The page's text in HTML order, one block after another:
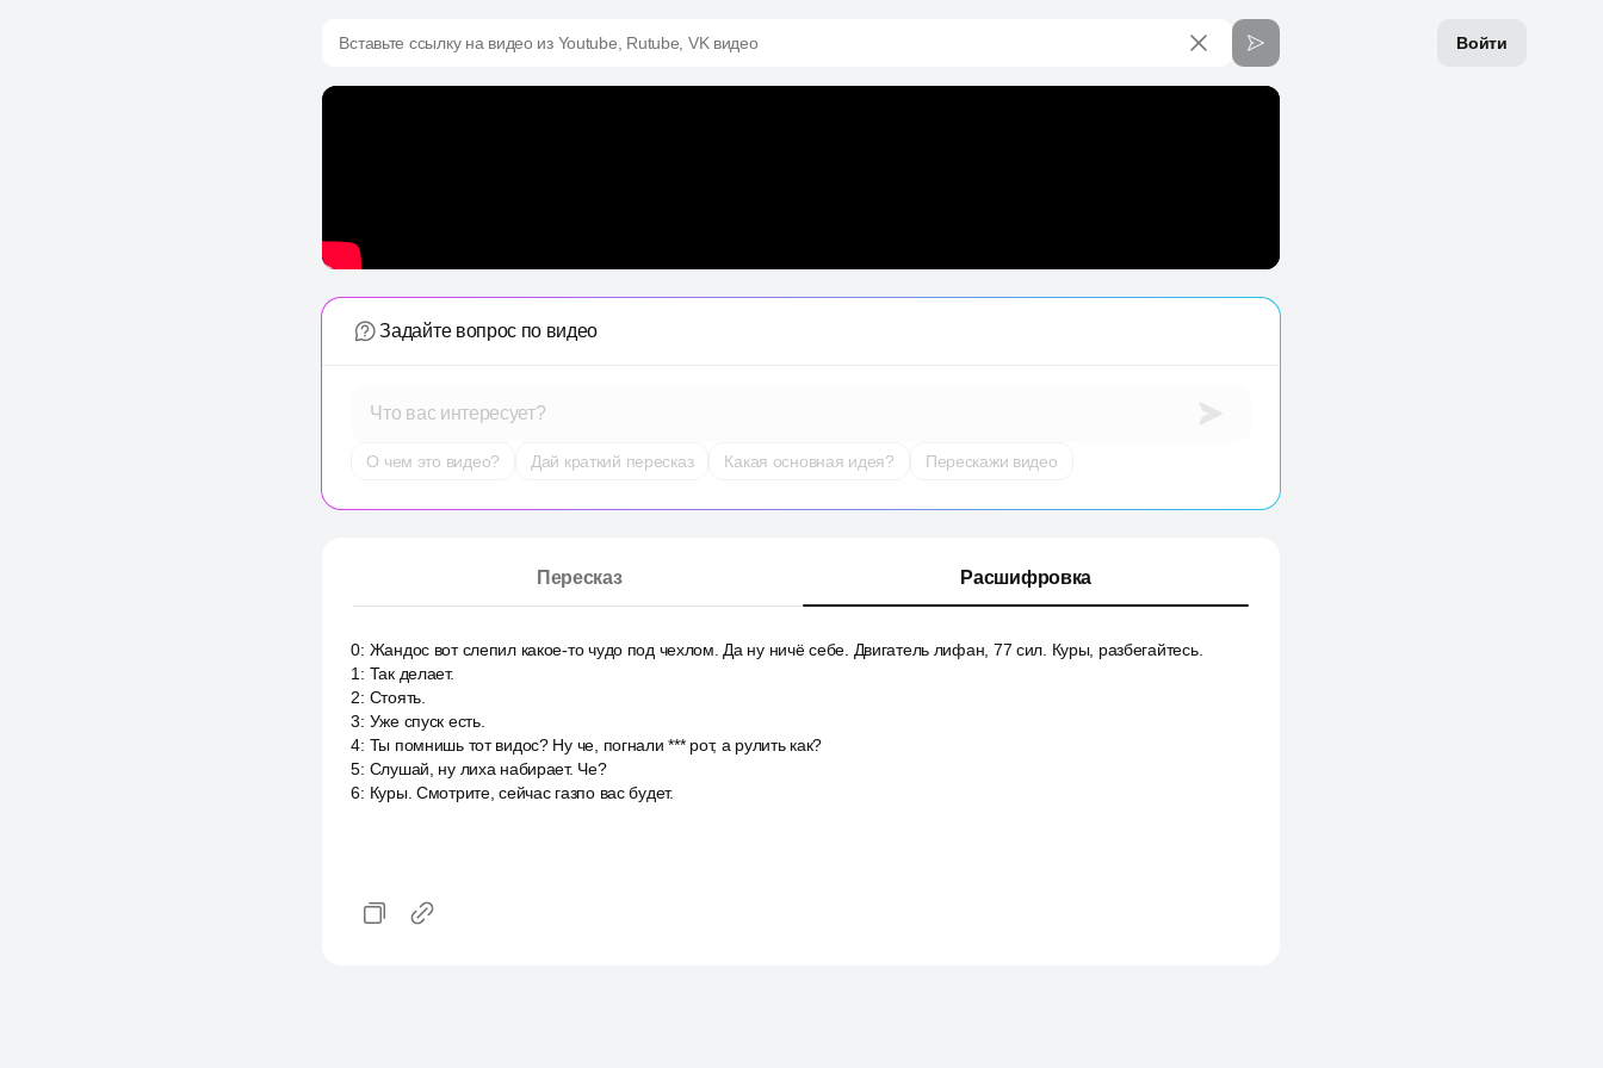
Войти
Вставьте ссылку на видео из Youtube, Rutube, VK видео
Задайте вопрос по видео
Что вас интересует?
О чем это видео? Дай краткий пересказ Какая основная идея? Перескажи видео
Пересказ Расшифровка
0: Жандос вот слепил какое-то чудо под чехлом. Да ну ничё себе. Двигатель лифан, 77 сил. Куры, разбегайтесь.
1 : Так делает.
2: Стоять.
3: Уже спуск есть.
4: Ты помнишь тот видос? Ну че, погнали *** рот, а рулить как?
5: Слушай, ну лиха набирает. Че?
6: Куры. Смотрите, сейчас газпо вас будет.